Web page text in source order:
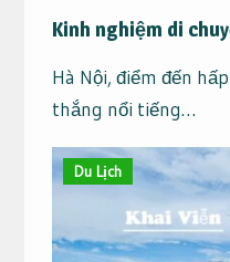
Kinh nghiệm di
Hà Nội, điểm đến
thắng nổi tiếng…
Du Lịch